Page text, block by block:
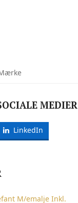
MEDIER
LinkedIn